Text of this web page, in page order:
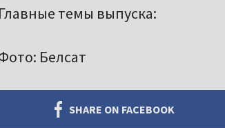
Главные темы выпуска:
Белсат
SHARE ON FACEBOOK